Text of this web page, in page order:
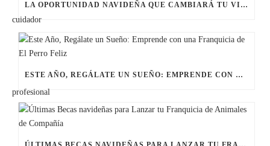
LA OPORTUNIDAD NAVIDEÑA QUE CAMBIARÁ TU VIDA: BECA PARA FRANQUICIAS
ESTE AÑO, REGÁLATE UN SUEÑO: EMPRENDE CON UNA FRANQUICIA DE EL PERRO FELIZ